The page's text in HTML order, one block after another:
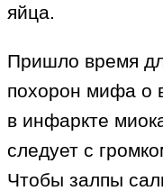
яйца.
Пришло время
похорон мифа о
в инфаркте
следует с
Чтобы залпы